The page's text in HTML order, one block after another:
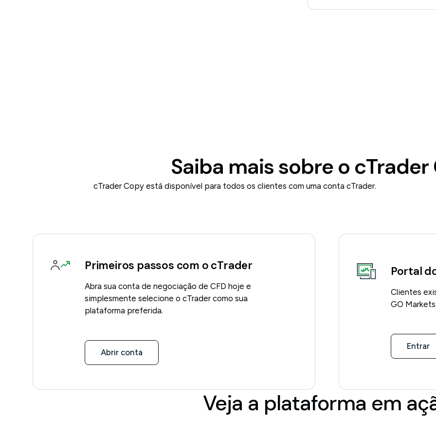
Saiba mais sobre o cTrader
cTrader Copy está disponível para todos os clientes com uma conta cTrader.
Primeiros passos com o cTrader
Abra sua conta de negociação de CFD hoje e
simplesmente selecione o cTrader como sua
plataforma preferida.
Abrir conta
Portal
Clientes
GO
Entrar
Veja a plataforma em